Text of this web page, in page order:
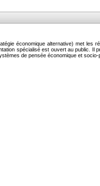
économique alternative) met les
spécialisé est ouvert au public.
de pensée économique et socio-